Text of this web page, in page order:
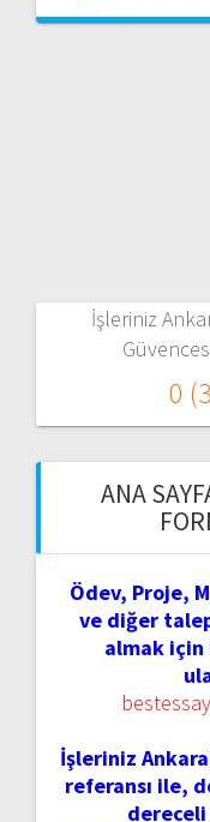
İşleriniz
0
ANA
Ödev, Proje,
ve diğer
almak
İşleriniz
referansı ile,